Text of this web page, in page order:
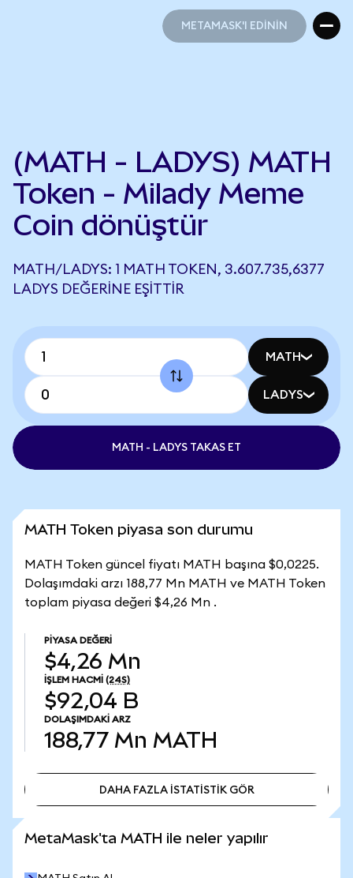
METAMASK'I EDİNİN
(MATH - LADYS) MATH
Token - Milady Meme
Coin dönüştür
MATH/LADYS: 1 MATH TOKEN, 3.607.735,6377
LADYS DEĞERINE EŞITTIR
MATH
LADYS
MATH - LADYS TAKAS ET
MATH Token piyasa son durumu
MATH Token güncel fiyatı MATH başına $0,0225.
Dolaşımdaki arzı 188,77 Mn MATH ve MATH Token
toplam piyasa değeri $4,26 Mn .
PIYASA DEĞERI
$4,26 Mn
İŞLEM HACMI (24S)
$92,04 B
DOLAŞIMDAKI ARZ
188,77 Mn MATH
DAHA FAZLA İSTATİSTİK GÖR
MetaMask'ta MATH ile neler yapılır